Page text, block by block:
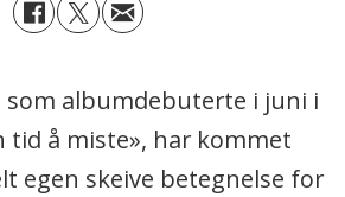
som albumdebuterte i juni i
tid å miste», har kommet
egen skeive betegnelse for